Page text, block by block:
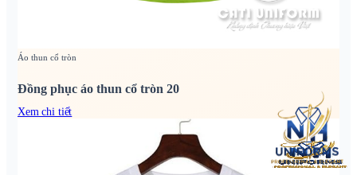
Áo thun cổ tròn
Đồng phục áo thun cổ tròn 20
Xem chi tiết